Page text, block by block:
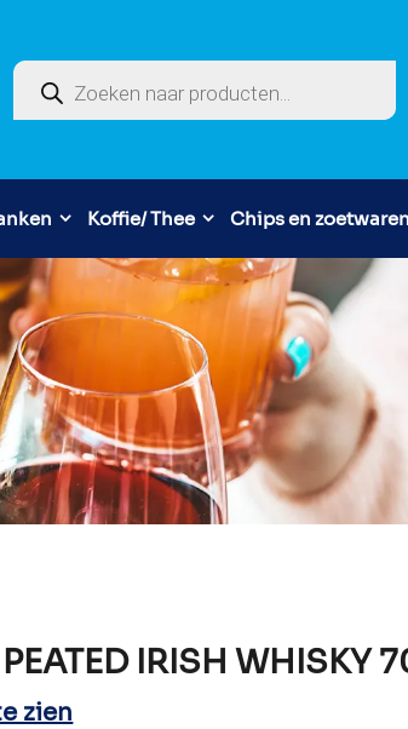
Producten zoeken
Koffie/ Thee Chips en zoetwaren
IRISH WHISKY
zien